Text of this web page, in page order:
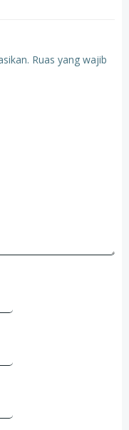
Ruas yang wajib